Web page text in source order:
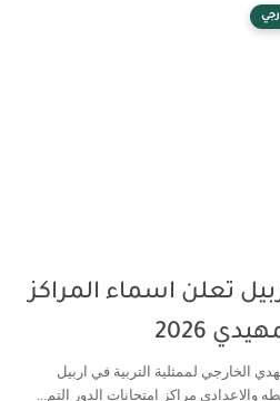
تعلن اسماء المراكز
2026
الخارجي لممثلية التربية في اربيل